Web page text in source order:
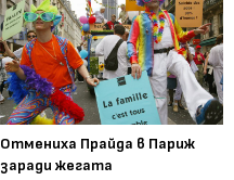
Отмениха Прайда в Париж
заради жегата